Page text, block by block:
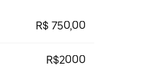
R$ 750,00
R$2000